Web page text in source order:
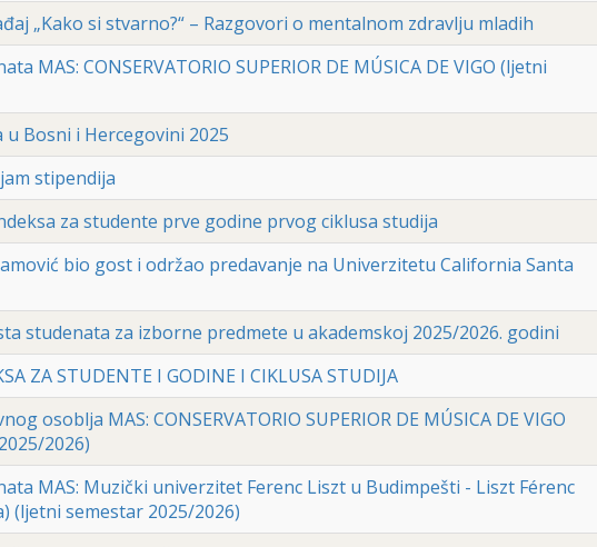
„Kako si stvarno?“ – Razgovori o mentalnom zdravlju mladih
MAS: CONSERVATORIO SUPERIOR DE MÚSICA DE VIGO (ljetni
Bosni i Hercegovini 2025
stipendija
za studente prve godine prvog ciklusa studija
bio gost i održao predavanje na Univerzitetu California Santa
studenata za izborne predmete u akademskoj 2025/2026. godini
ZA STUDENTE I GODINE I CIKLUSA STUDIJA
osoblja MAS: CONSERVATORIO SUPERIOR DE MÚSICA DE VIGO
2026)
MAS: Muzički univerzitet Ferenc Liszt u Budimpešti - Liszt Férenc
(ljetni semestar 2025/2026)